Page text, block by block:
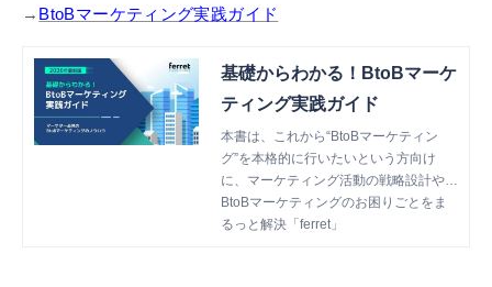
→ BtoBマーケティング実践ガイド
基礎からわかる！BtoBマーケ
ティング実践ガイド
本書は、これから“BtoBマーケティン
グ”を本格的に行いたいという方向け
に、マーケティング活動の戦略設計や各
種施策のTipsを網羅した資料です。
BtoBマーケティングのお困りごとをま
るっと解決「ferret」